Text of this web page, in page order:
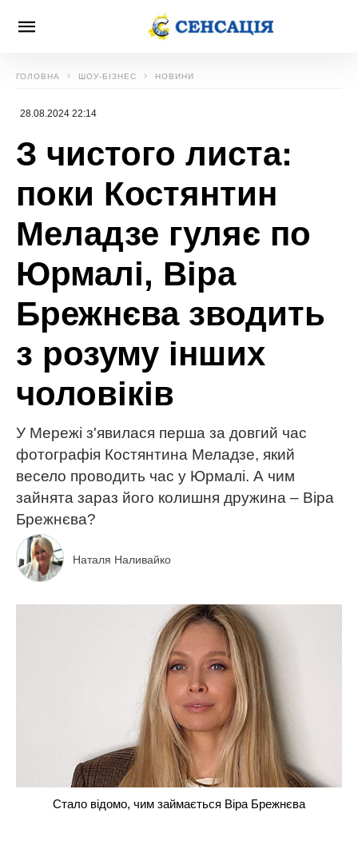
ГОЛОВНА ШОУ-БІЗНЕС НОВИНИ
28.08.2024 22:14
З чистого листа:
поки Костянтин
Меладзе гуляє по
Юрмалі, Віра
Брежнєва зводить
з розуму інших
чоловіків
У Мережі з'явилася перша за довгий час
фотографія Костянтина Меладзе, який
весело проводить час у Юрмалі. А чим
зайнята зараз його колишня дружина – Віра
Брежнєва?
Наталя Наливайко
Стало відомо, чим займається Віра Брежнєва